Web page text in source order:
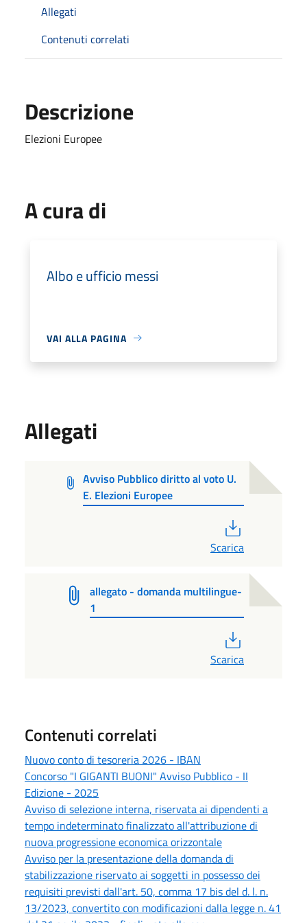
Allegati
Contenuti correlati
Descrizione
Elezioni Europee
A cura di
Albo e ufficio messi
VAI ALLA PAGINA
Allegati
Avviso Pubblico diritto al voto U.
E. Elezioni Europee
Scarica
allegato - domanda multilingue-
1
Scarica
Contenuti correlati
Nuovo conto di tesoreria 2026 - IBAN
Concorso "I GIGANTI BUONI" Avviso Pubblico - II
Edizione - 2025
Avviso di selezione interna, riservata ai dipendenti a
tempo indeterminato finalizzato all'attribuzione di
nuova progressione economica orizzontale
Avviso per la presentazione della domanda di
stabilizzazione riservato ai soggetti in possesso dei
requisiti previsti dall'art. 50, comma 17 bis del d. l. n.
13/2023, convertito con modificazioni dalla legge n. 41